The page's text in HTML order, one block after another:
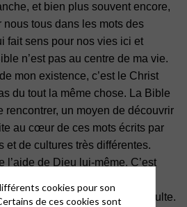
et bien plus souvent encore,
nous tous dans les mots des
fait sens pour nos vies ici et
n’est pas au centre de ma vie.
mon existence, c’est le Christ
du tout la même chose. La Bible
rencontrer, un moyen de découvrir
au cœur de ces mots écrits par
et de cultures très différentes.
l’aide de Dieu lui-même. C’est
lecture biblique pendant le culte.
cookies pour son
de ces cookies sont